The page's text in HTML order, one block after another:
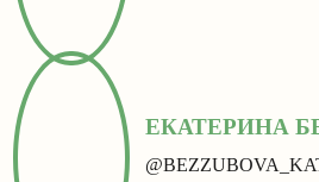
ЕКАТЕРИНА